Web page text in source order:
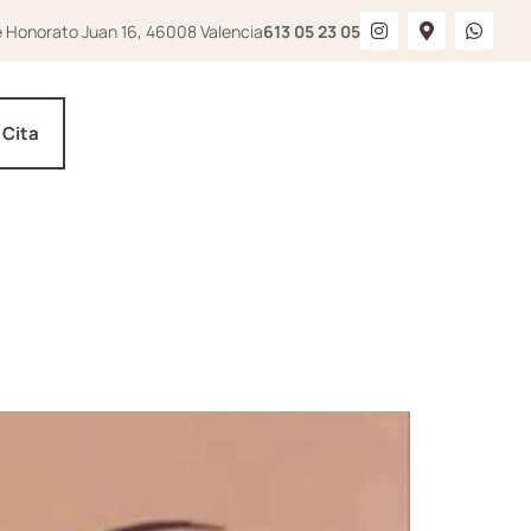
Honorato Juan 16, 46008 Valencia613 05 23 05